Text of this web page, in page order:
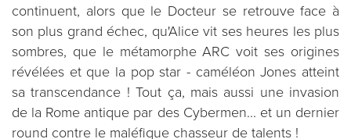
continuent, alors que le Docteur se retrouve face à
son plus grand échec, qu'Alice vit ses heures les plus
sombres, que le métamorphe ARC voit ses origines
révélées et que la pop star - caméléon Jones atteint
sa transcendance ! Tout ça, mais aussi une invasion
de la Rome antique par des Cybermen... et un dernier
round contre le maléfique chasseur de talents !